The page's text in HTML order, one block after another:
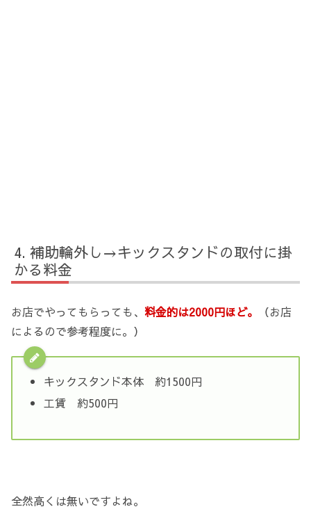
補助輪外し→キックスタンドの取付に掛
かる料金
お店でやってもらっても、 料金的は2000円ほど。
（お店
によるので参考程度に。）
キックスタンド本体 約1500円
工賃 約500円
全然高くは無いですよね。